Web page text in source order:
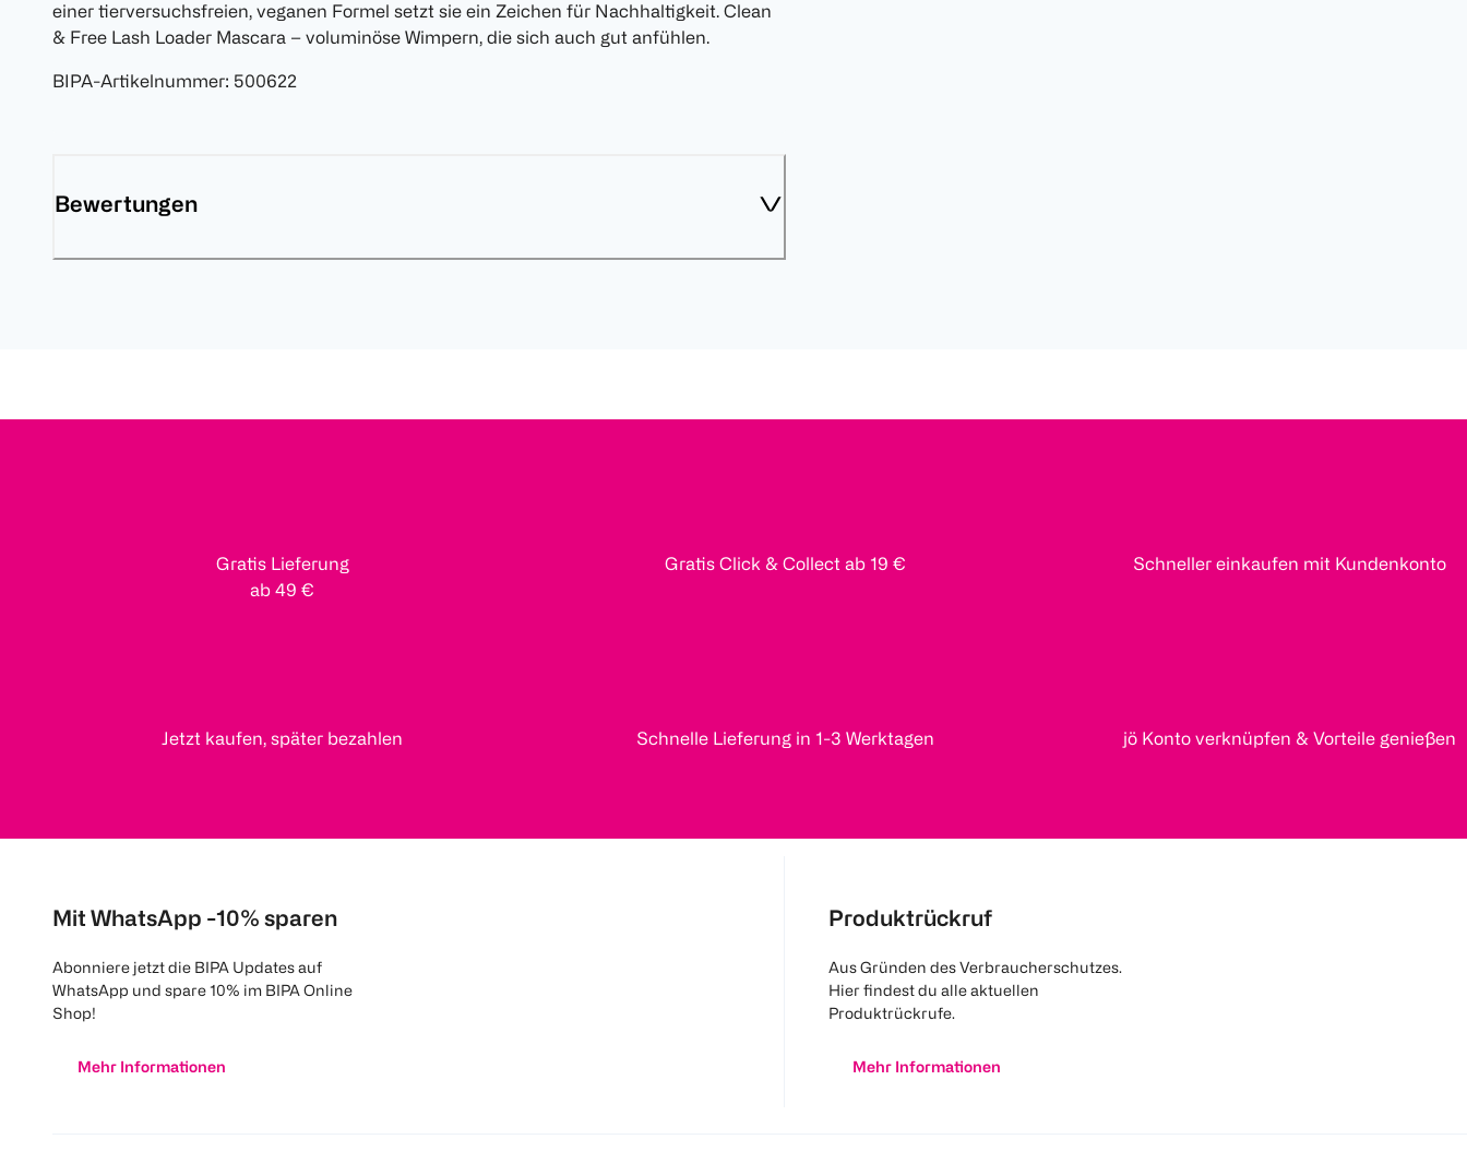
einer tierversuchsfreien, veganen Formel setzt sie ein Zeichen für Nachhaltigkeit. Clean
& Free Lash Loader Mascara – voluminöse Wimpern, die sich auch gut anfühlen.
BIPA-Artikelnummer: 500622
Bewertungen
Gratis Lieferung
ab 49 €
Gratis Click & Collect ab 19 € Schneller einkaufen mit Kundenkonto
Jetzt kaufen, später bezahlen Schnelle Lieferung in 1-3 Werktagen jö Konto verknüpfen & Vorteile genießen
Mit WhatsApp -10% sparen
Abonniere jetzt die BIPA Updates auf
WhatsApp und spare 10% im BIPA Online
Shop!
Mehr Informationen
Produktrückruf
Aus Gründen des Verbraucherschutzes.
Hier findest du alle aktuellen
Produktrückrufe.
Mehr Informationen